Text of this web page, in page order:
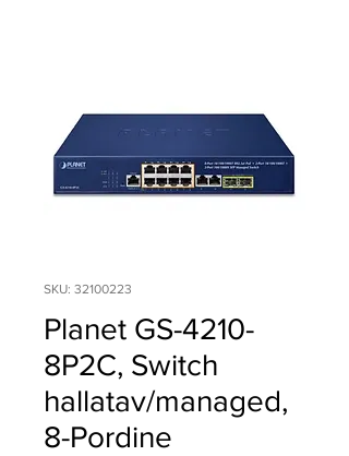
SKU: 32100223
Planet GS-4210-
8P2C, Switch
hallatav/managed,
8-Pordine